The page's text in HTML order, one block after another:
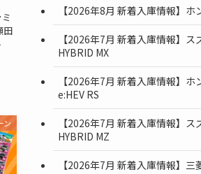
田
ン
【2026年8月 新着入庫情報】ホ
【2026年7月 新着入庫情報】ス
HYBRID MX
【2026年7月 新着入庫情報】ホ
e:HEV RS
【2026年7月 新着入庫情報】ス
HYBRID MZ
【2026年7月 新着入庫情報】三